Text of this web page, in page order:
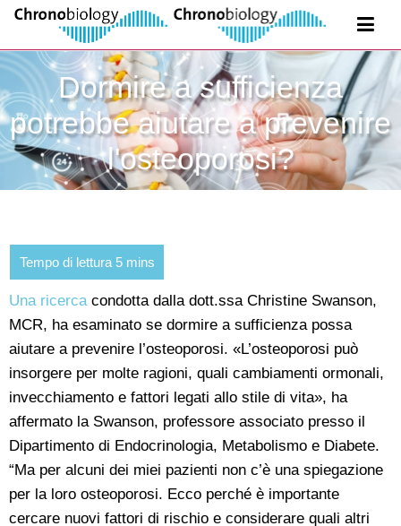
Dormire a sufficienza
potrebbe aiutare a prevenire
l'osteoporosi?
Una ricercacondotta dalla dott.ssa Christine Swanson,
MCR, ha esaminato se dormire a sufficienza possa
aiutare a prevenire l’osteoporosi. «L’osteoporosi può
insorgere per molte ragioni, quali cambiamenti ormonali,
invecchiamento e fattori legati allo stile di vita», ha
affermato la Swanson, professore associato presso il
Dipartimento di Endocrinologia, Metabolismo e Diabete.
“Ma per alcuni dei miei pazienti non c’è una spiegazione
per la loro osteoporosi. Ecco perché è importante
cercare nuovi fattori di rischio e considerare quali altri